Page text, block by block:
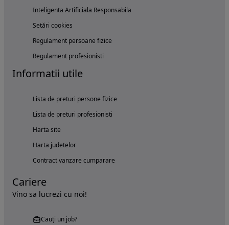
Inteligenta Artificiala Responsabila
Setări cookies
Regulament persoane fizice
Regulament profesionisti
Informatii utile
Lista de preturi persone fizice
Lista de preturi profesionisti
Harta site
Harta judetelor
Contract vanzare cumparare
Cariere
Vino sa lucrezi cu noi!
Cauți un job?